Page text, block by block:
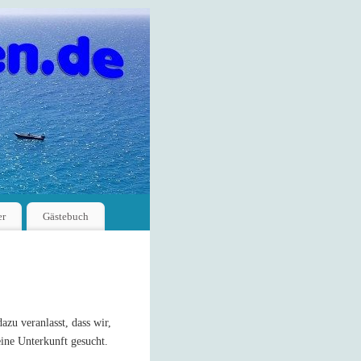
Gästebuch
veranlasst, dass wir,
Unterkunft gesucht.